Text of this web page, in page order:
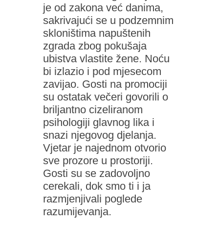
je od zakona već danima,
sakrivajući se u podzemnim
skloništima napuštenih
zgrada zbog pokušaja
ubistva vlastite žene. Noću
bi izlazio i pod mjesecom
zavijao. Gosti na promociji
su ostatak večeri govorili o
briljantno cizeliranom
psihologiji glavnog lika i
snazi njegovog djelanja.
Vjetar je najednom otvorio
sve prozore u prostoriji.
Gosti su se zadovoljno
cerekali, dok smo ti i ja
razmjenjivali poglede
razumijevanja.